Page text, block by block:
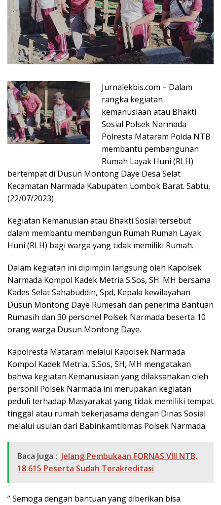
Jurnalekbis.com – Dalam
rangka kegiatan
kemanusiaan atau Bhakti
Sosial Polsek Narmada
Polresta Mataram Polda NTB
membantu pembangunan
Rumah Layak Huni (RLH)
bertempat di Dusun Montong Daye Desa Selat
Kecamatan Narmada Kabupaten Lombok Barat. Sabtu,
(22/07/2023)
Kegiatan Kemanusian atau Bhakti Sosial tersebut
dalam membantu membangun Rumah Rumah Layak
Huni (RLH) bagi warga yang tidak memiliki Rumah.
Dalam kegiatan ini dipimpin langsung oleh Kapolsek
Narmada Kompol Kadek Metria S.Sos, SH. MH bersama
Kades Selat Sahabuddin, Spd, Kepala kewilayahan
Dusun Montong Daye Rumesah dan penerima Bantuan
Rumasih dan 30 personel Polsek Narmada beserta 10
orang warga Dusun Montong Daye.
Kapolresta Mataram melalui Kapolsek Narmada
Kompol Kadek Metria, S.Sos, SH, MH mengatakan
bahwa kegiatan Kemanusiaan yang dilaksanakan oleh
personil Polsek Narmada ini merupakan kegiatan
peduli terhadap Masyarakat yang tidak memiliki tempat
tinggal atau rumah bekerjasama dengan Dinas Sosial
melalui usulan dari Babinkamtibmas Polsek Narmada.
Baca Juga : Jelang Pembukaan FORNAS VIII NTB,
18.615 Peserta Sudah Terakreditasi
” Semoga dengan bantuan yang diberikan bisa